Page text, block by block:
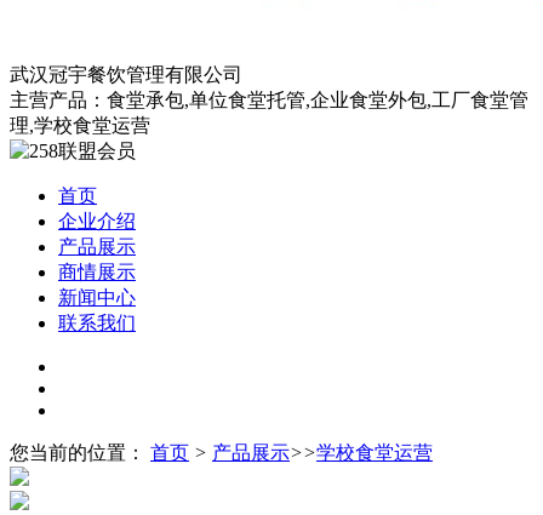
武汉冠宇餐饮管理有限公司
主营产品：食堂承包,单位食堂托管,企业食堂外包,工厂食堂管
理,学校食堂运营
首页
企业介绍
产品展示
商情展示
新闻中心
联系我们
您当前的位置： 首页 > 产品展示>>学校食堂运营